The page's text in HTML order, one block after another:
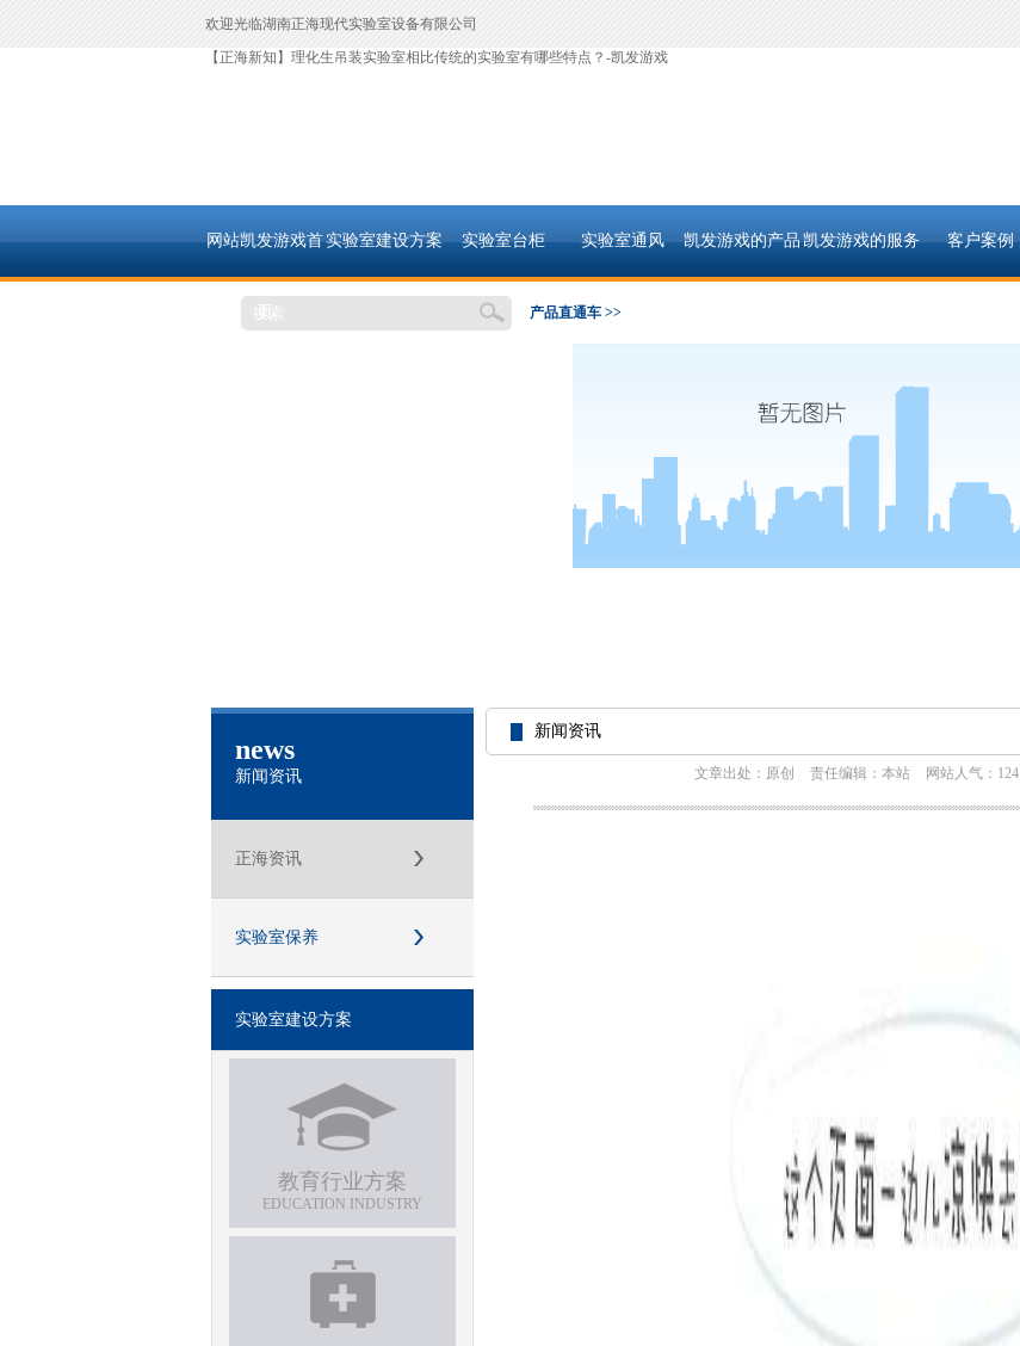
欢迎光临湖南正海现代实验室设备有限公司
【正海新知】理化生吊装实验室相比传统的实验室有哪些特点？-凯发游戏
网站凯发游戏首
页
实验室建设方案 实验室台柜 实验室通风 凯发游戏的产品凯发游戏的服务 客户案例
产品直通车 >>
news
新闻资讯
正海资讯
实验室保养
实验室建设方案
教育行业方案
EDUCATION INDUSTRY
新闻资讯
文章出处：原创 责任编辑：本站 网站人气：124